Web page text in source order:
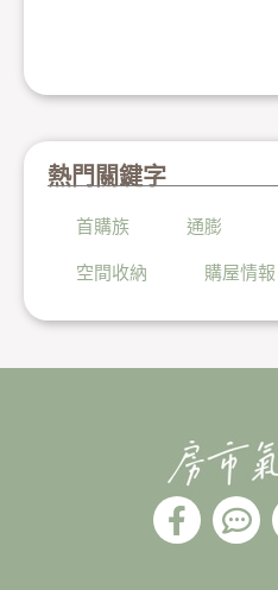
熱門關鍵字
首購族 通膨
空間收納 購屋情報
F
a
C
o